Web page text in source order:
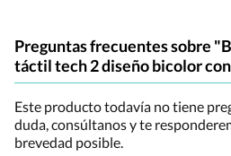
Preguntas frecuentes sobre
táctil tech 2 diseño bicolor
Este producto todavía no tiene
duda, consúltanos y te
brevedad posible.